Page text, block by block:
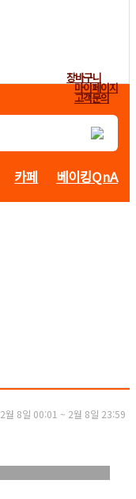
장바구니
마이페이지
고객문의
카페 베이킹QnA
2월 8일 00:01 ~ 2월 8일 23:59